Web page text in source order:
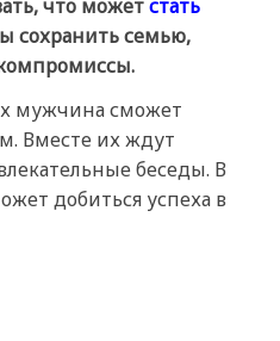
что можетстать
сохранить семью,
мужчина сможет
Вместе их ждут
беседы. В
добиться успеха в